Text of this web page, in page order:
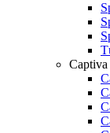
Captiva